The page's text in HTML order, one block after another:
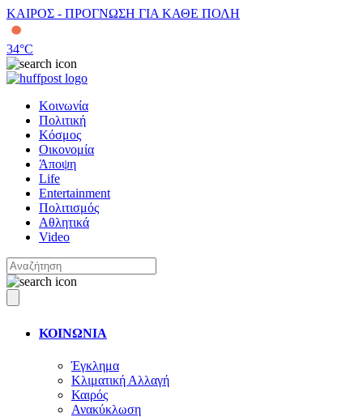
ΚΑΙΡΟΣ - ΠΡΟΓΝΩΣΗ ΓΙΑ ΚΑΘΕ ΠΟΛΗ
34°C
Κοινωνία
Πολιτική
Κόσμος
Οικονομία
Άποψη
Life
Entertainment
Πολιτισμός
Αθλητικά
Video
ΚΟΙΝΩΝΙΑ
Έγκλημα
Κλιματική Αλλαγή
Καιρός
Ανακύκλωση